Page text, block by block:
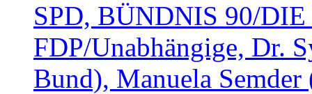
SPD, BÜNDNIS 90/
FDP/Unabhängige, Dr.
Bund), Manuela